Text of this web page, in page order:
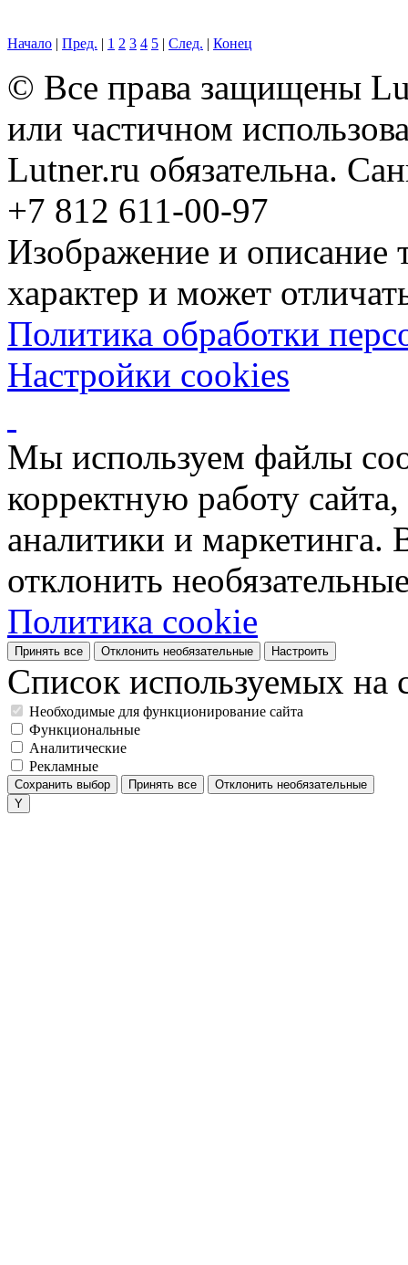
Начало | Пред. | 1 2 3 4 5 | След. | Конец
© Все права защищены
или частичном
Lutner.ru обязательна.
+7 812 611-00-97
Изображение и описание
характер и может
Политика обработки
Настройки cookies
Мы используем файлы
корректную работу
аналитики и
отклонить
Политика cookie
Принять все Отклонить необязательные Настроить
Список используемых на
Необходимые для функционирование сайта
Функциональные
Аналитические
Рекламные
Сохранить выбор Принять все Отклонить необязательные